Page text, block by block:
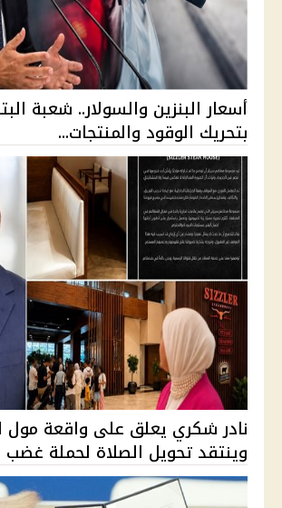
أسعار البنزين والسولار.. شعبة
بتحريك الوقود والمنتجات...
نادر شكري يعلق على واقعة مول
وينتقد تحويل الصلاة لحملة